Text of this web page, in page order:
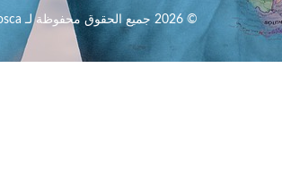
© 2026 جميع الحقوق محفوظة لـ Travelosca